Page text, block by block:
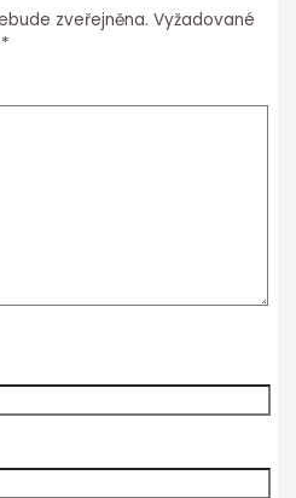
zveřejněna. Vyžadované
*